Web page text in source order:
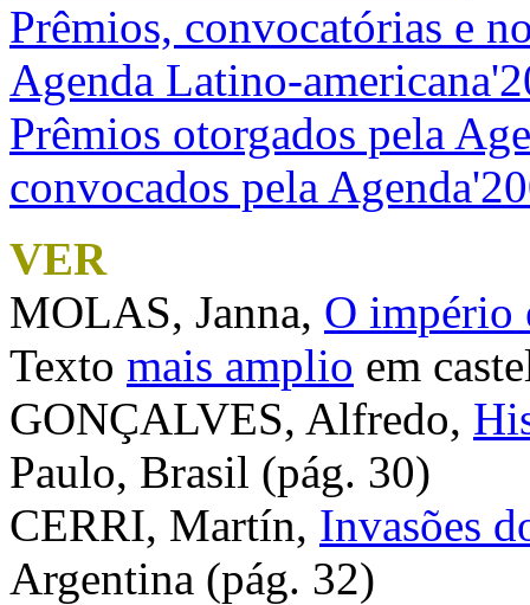
Prêmios, convocatórias e
Agenda Latino-
Prêmios otorgados pela
convocados pela
VER
MOLAS, Janna, O império
Texto mais amplio em
GONÇALVES, Alfredo,
Paulo, Brasil (pág. 30)
CERRI, Martín, Invasões
Argentina (pág. 32)